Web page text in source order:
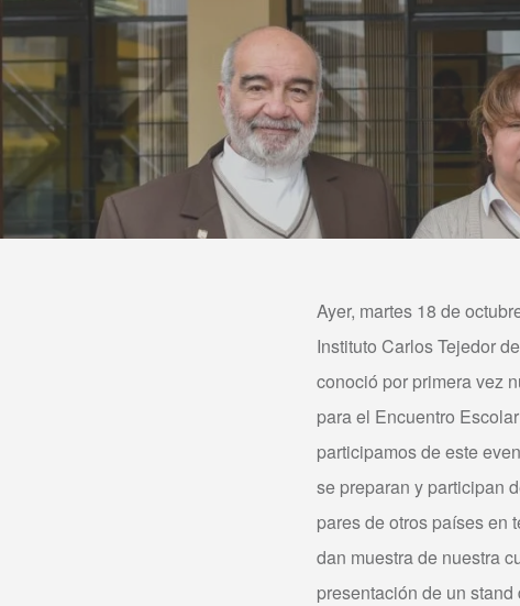
Ayer, martes 18 de
Instituto Carlos Tejedor
conoció por primera vez
para el Encuentro
participamos de este
se preparan y participan
pares de otros países en
dan muestra de nuestra
presentación de un